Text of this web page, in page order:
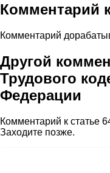
Комментарий
Комментарий
Другой
Трудового
Федерации
Комментарий к статье
Заходите позже.